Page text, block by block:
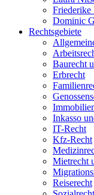
Friederike
Dominic
Rechtsgebiete
Baurecht
Erbrecht
Inkasso
IT-Recht
Kfz-Recht
Mietrecht
Reiserecht